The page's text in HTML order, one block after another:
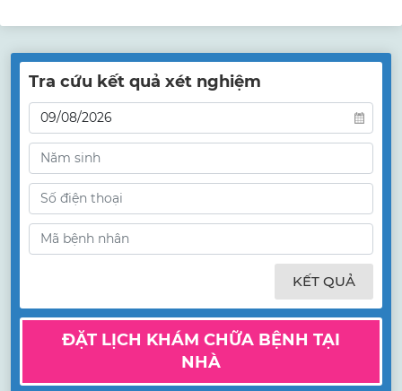
Tra cứu kết quả xét nghiệm
KẾT QUẢ
ĐẶT LỊCH KHÁM CHỮA BỆNH TẠI
NHÀ